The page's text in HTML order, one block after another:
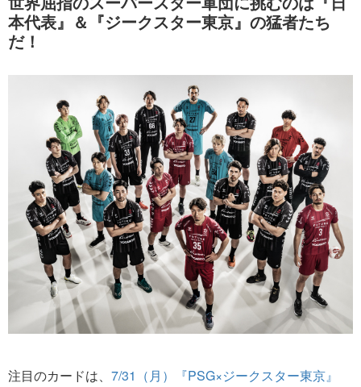
本代表』＆『ジークスター東京』の猛者たち
だ！
注目のカードは、 7/31（月）『PSG×ジークスター東京』